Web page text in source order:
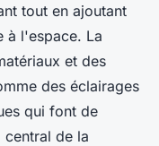
tout en ajoutant
à l'espace. La
et des
des éclairages
qui font de
central de la